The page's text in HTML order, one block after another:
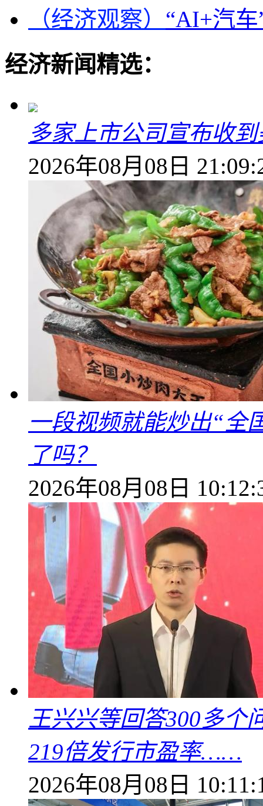
（经济观察） “AI+汽
经济新闻精选：
多家上市公司宣布收
2026年08月08日
一段视频就能炒出“全
了吗？
2026年08月08日
王兴兴等回答300多个
219倍发行市盈率……
2026年08月08日